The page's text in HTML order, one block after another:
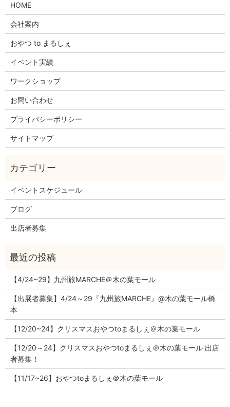
HOME
会社案内
おやつ to まるしぇ
イベント実績
ワークショップ
お問い合わせ
プライバシーポリシー
サイトマップ
イベントスケジュール
ブログ
出店者募集
【4/24~29】九州旅MARCHE＠木の葉モール
【出展者募集】4/24～29『九州旅MARCHE』@木の葉モール橋
本
【12/20~24】クリスマスおやつtoまるしぇ＠木の葉モール
【12/20～24】クリスマスおやつtoまるしぇ＠木の葉モール 出店
者募集！
【11/17~26】おやつtoまるしぇ＠木の葉モール